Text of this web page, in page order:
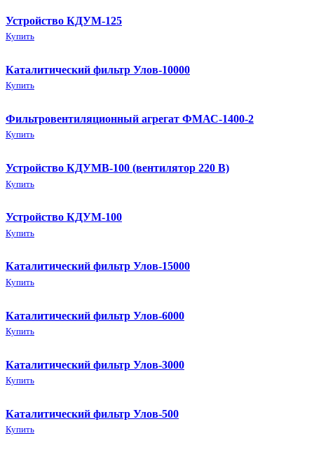
Устройство КДУМ-125
Купить
Каталитический фильтр Улов-10000
Купить
Фильтровентиляционный агрегат ФМАС-1400-2
Купить
Устройство КДУМВ-100 (вентилятор 220 В)
Купить
Устройство КДУМ-100
Купить
Каталитический фильтр Улов-15000
Купить
Каталитический фильтр Улов-6000
Купить
Каталитический фильтр Улов-3000
Купить
Каталитический фильтр Улов-500
Купить